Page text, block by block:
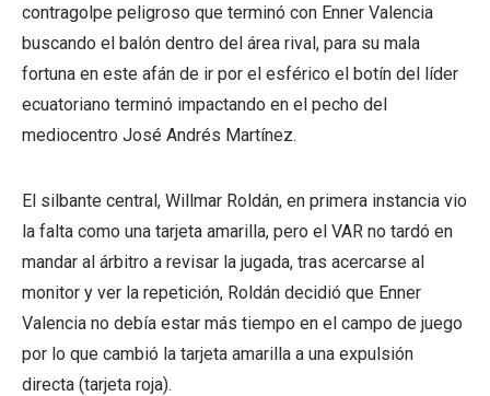
contragolpe peligroso que terminó con Enner Valencia
buscando el balón dentro del área rival, para su mala
fortuna en este afán de ir por el esférico el botín del líder
ecuatoriano terminó impactando en el pecho del
mediocentro José Andrés Martínez.
El silbante central, Willmar Roldán, en primera instancia vio
la falta como una tarjeta amarilla, pero el VAR no tardó en
mandar al árbitro a revisar la jugada, tras acercarse al
monitor y ver la repetición, Roldán decidió que Enner
Valencia no debía estar más tiempo en el campo de juego
por lo que cambió la tarjeta amarilla a una expulsión
directa (tarjeta roja).